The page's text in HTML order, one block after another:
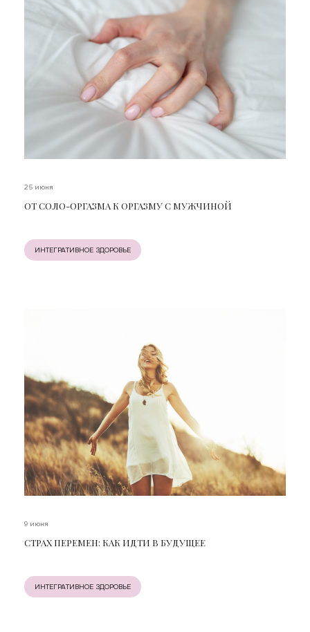
25 июня
ОТ СОЛО-ОРГАЗМА К ОРГАЗМУ С МУЖЧИНОЙ
ИНТЕГРАТИВНОЕ ЗДОРОВЬЕ
9 июня
СТРАХ ПЕРЕМЕН: КАК ИДТИ В БУДУЩЕЕ
ИНТЕГРАТИВНОЕ ЗДОРОВЬЕ